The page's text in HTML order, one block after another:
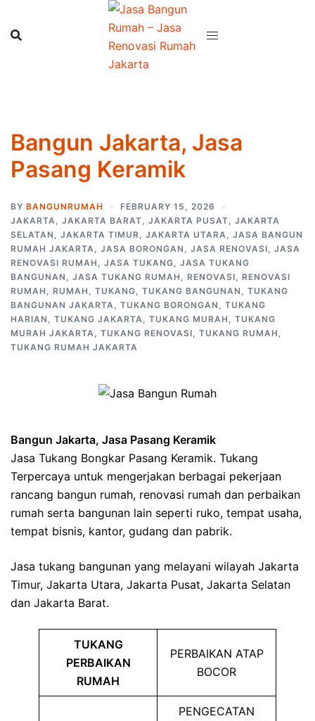
content
Bangun Jakarta, Jasa
Pasang Keramik
BY BANGUNRUMAH
FEBRUARY 15, 2026
JAKARTA, JAKARTA BARAT, JAKARTA PUSAT, JAKARTA
SELATAN , JAKARTA TIMUR, JAKARTA UTARA, JASA BANGUN
RUMAH JAKARTA, JASA BORONGAN , JASA RENOVASI, JASA
RENOVASI RUMAH , JASA TUKANG, JASA TUKANG
BANGUNAN , JASA TUKANG RUMAH , RENOVASI, RENOVASI
RUMAH , RUMAH , TUKANG, TUKANG BANGUNAN , TUKANG
BANGUNAN JAKARTA, TUKANG BORONGAN , TUKANG
HARIAN , TUKANG JAKARTA, TUKANG MURAH , TUKANG
MURAH JAKARTA, TUKANG RENOVASI, TUKANG RUMAH ,
TUKANG RUMAH JAKARTA
Bangun Jakarta, Jasa Pasang Keramik
Jasa Tukang Bongkar Pasang Keramik. Tukang
Terpercaya untuk mengerjakan berbagai pekerjaan
rancang bangun rumah, renovasi rumah dan perbaikan
rumah serta bangunan lain seperti ruko, tempat usaha,
tempat bisnis, kantor, gudang dan pabrik.
Jasa tukang bangunan yang melayani wilayah Jakarta
Timur, Jakarta Utara, Jakarta Pusat, Jakarta Selatan
dan Jakarta Barat.
TUKANG
PERBAIKAN
RUMAH
PERBAIKAN ATAP
BOCOR
PENGECATAN